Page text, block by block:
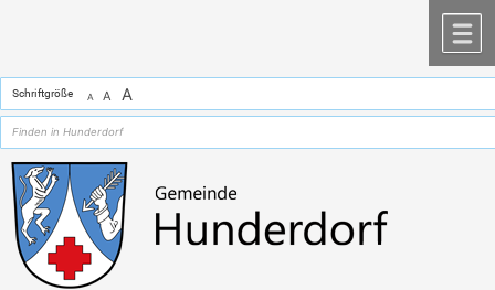
Schriftgröße A A A